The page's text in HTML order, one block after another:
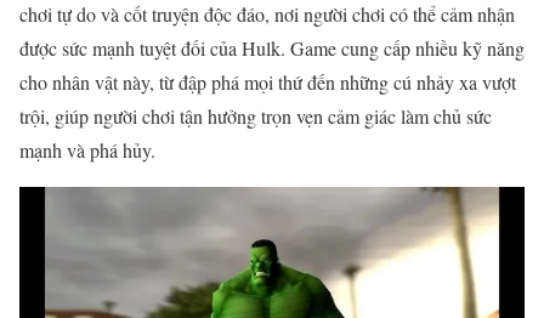
chơi tự do và cốt truyện độc đáo, nơi người chơi có thể cảm nhận
được sức mạnh tuyệt đối của Hulk. Game cung cấp nhiều kỹ năng
cho nhân vật này, từ đập phá mọi thứ đến những cú nhảy xa vượt
trội, giúp người chơi tận hưởng trọn vẹn cảm giác làm chủ sức
mạnh và phá hủy.